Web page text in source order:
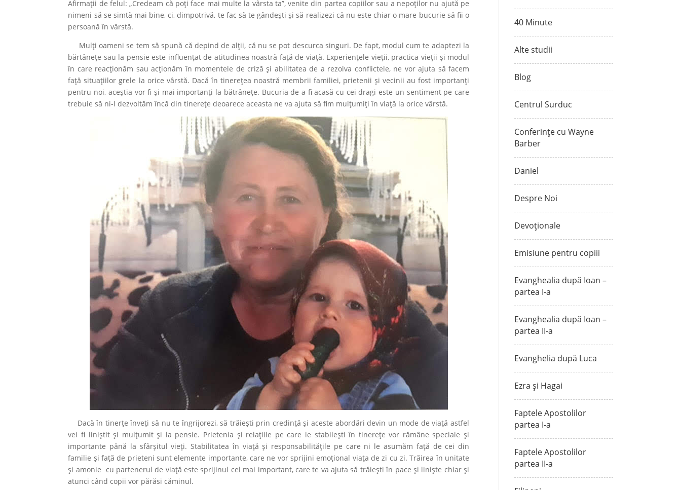
Afirmații de felul: „Credeam că poți face mai multe la vârsta ta”, venite din partea copiilor sau a nepoților nu ajută pe
nimeni să se simtă mai bine, ci, dimpotrivă, te fac să te gândești și să realizezi că nu este chiar o mare bucurie să fii o
persoană în vârstă.
Mulți oameni se tem să spună că depind de alții, că nu se pot descurca singuri. De fapt, modul cum te adaptezi la
bărtânețe sau la pensie este influențat de atitudinea noastră față de viață. Experiențele vieții, practica vieții și modul
în care reacționăm sau acționăm în momentele de criză și abilitatea de a rezolva conflictele, ne vor ajuta să facem
față situațiilor grele la orice vârstă. Dacă în tinerețea noastră membrii familiei, prietenii și vecinii au fost importanți
pentru noi, aceștia vor fi și mai importanți la bătrânețe. Bucuria de a fi acasă cu cei dragi este un sentiment pe care
trebuie să ni-l dezvoltăm încă din tinerețe deoarece aceasta ne va ajuta să fim mulțumiți în viață la orice vârstă.
Dacă în tinerțe înveți să nu te îngrijorezi, să trăiești prin credință și aceste abordări devin un mode de viață astfel
vei fi liniștit și mulțumit și la pensie. Prietenia și relațiile pe care le stabilești în tinerețe vor rămâne speciale și
importante până la sfârșitul vieți. Stabilitatea în viață și responsabilitățile pe care ni le asumăm față de cei din
familie și față de prieteni sunt elemente importante, care ne vor sprijini emoțional viața de zi cu zi. Trăirea în unitate
și amonie cu partenerul de viață este sprijinul cel mai important, care te va ajuta să trăiești în pace și liniște chiar și
atunci când copii vor părăsi căminul.
40 Minute
Alte studii
Blog
Centrul Surduc
Conferințe cu Wayne
Barber
Daniel
Despre Noi
Devoționale
Emisiune pentru copiii
Evanghealia după Ioan –
partea I-a
Evanghealia după Ioan –
partea II-a
Evanghelia după Luca
Ezra și Hagai
Faptele Apostolilor
partea I-a
Faptele Apostolilor
partea II-a